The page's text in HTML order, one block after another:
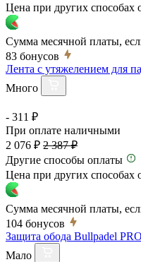
Цена при других способах
Сумма месячной платы,
83 бонусов
Лента с утяжелением для
Много
- 311 ₽
При оплате наличными
2 076 ₽ 2 387 ₽
Другие способы оплаты
Цена при других способах
Сумма месячной платы,
104 бонусов
Защита обода Bullpadel
Мало